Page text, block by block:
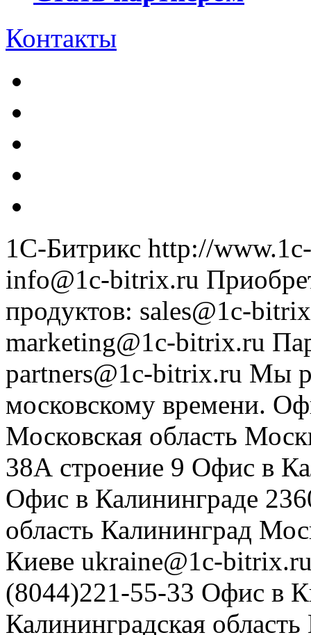
Контакты
1С-Битрикс http://
info@1c-bitrix.ru
продуктов: sales@1c-
marketing@1c-bitrix.ru
partners@1c-bitrix.ru Мы
московскому времени.
Московская область
38А строение 9 Офис в
Офис в Калининграде
область Калининград
Киеве ukraine@1c-
(8044)221-55-33 Офис в
Калининградская область